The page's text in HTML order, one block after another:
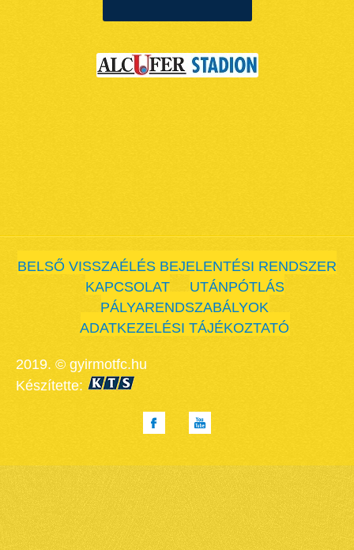
BELSŐ VISSZAÉLÉS BEJELENTÉSI RENDSZER
KAPCSOLAT
UTÁNPÓTLÁS
PÁLYARENDSZABÁLYOK
ADATKEZELÉSI TÁJÉKOZTATÓ
2019. © gyirmotfc.hu
Készítette: